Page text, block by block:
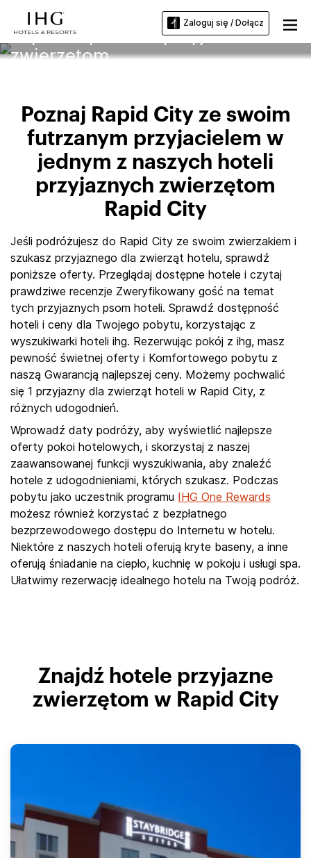
Zaloguj się / Dołącz
Rapid City Hotele przyjazne
zwierzętom
Poznaj Rapid City ze swoim
futrzanym przyjacielem w
jednym z naszych hoteli
przyjaznych zwierzętom
Rapid City
Jeśli podróżujesz do Rapid City ze swoim zwierzakiem i
szukasz przyjaznego dla zwierząt hotelu, sprawdź
poniższe oferty. Przeglądaj dostępne hotele i czytaj
prawdziwe recenzje Zweryfikowany gość na temat
tych przyjaznych psom hoteli. Sprawdź dostępność
hoteli i ceny dla Twojego pobytu, korzystając z
wyszukiwarki hoteli ihg. Rezerwując pokój z ihg, masz
pewność świetnej oferty i Komfortowego pobytu z
naszą Gwarancją najlepszej ceny. Możemy pochwalić
się 1 przyjazny dla zwierząt hoteli w Rapid City, z
różnych udogodnień.
Wprowadź daty podróży, aby wyświetlić najlepsze
oferty pokoi hotelowych, i skorzystaj z naszej
zaawansowanej funkcji wyszukiwania, aby znaleźć
hotele z udogodnieniami, których szukasz. Podczas
pobytu jako uczestnik programu IHG One Rewards
możesz również korzystać z bezpłatnego
bezprzewodowego dostępu do Internetu w hotelu.
Niektóre z naszych hoteli oferują kryte baseny, a inne
oferują śniadanie na ciepło, kuchnię w pokoju i usługi spa.
Ułatwimy rezerwację idealnego hotelu na Twoją podróż.
Znajdź hotele przyjazne
zwierzętom w Rapid City